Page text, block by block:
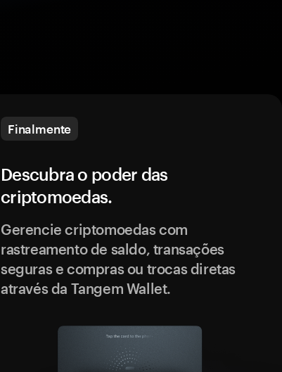
Finalmente
Descubra o poder das
criptomoedas.
Gerencie criptomoedas com
rastreamento de saldo, transações
seguras e compras ou trocas diretas
através da Tangem Wallet.